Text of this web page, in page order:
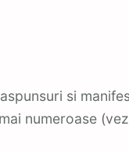
si
numeroase